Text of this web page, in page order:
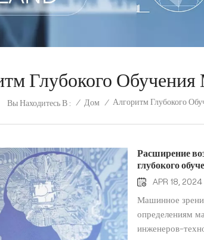
Глубокого
Вы Находитесь В : / Дом / Алгоритм Глубокого
Расширение
глубокого
APR 18, 2024
Машинное
определениям
инженеров-